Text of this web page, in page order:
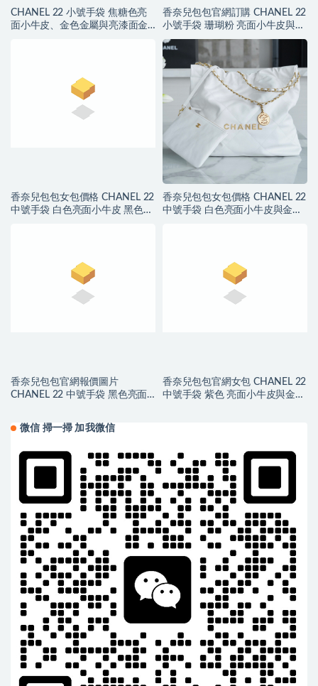
CHANEL 22 小號手袋 焦糖色亮
面小牛皮、金色金屬與亮漆面金
香奈兒包包官網訂購 CHANEL 22
小號手袋 珊瑚粉 亮面小牛皮與金
色金屬
香奈兒包包女包價格 CHANEL 22
中號手袋 白色亮面小牛皮 黑色
香奈兒包包女包價格 CHANEL 22
中號手袋 白色亮面小牛皮與金色
香奈兒包包官網報價圖片
CHANEL 22 中號手袋 黑色亮面
香奈兒包包官網女包 CHANEL 22
中號手袋 紫色 亮面小牛皮與金色
微信 掃一掃 加我微信